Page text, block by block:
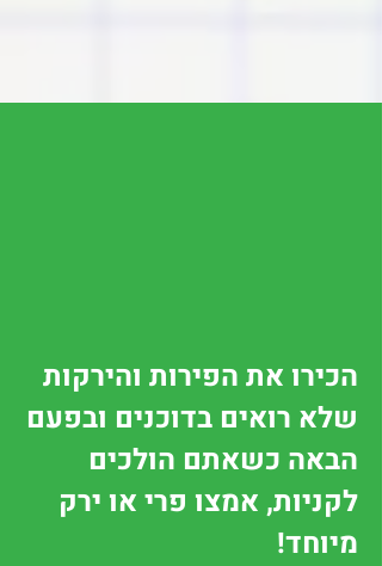
הכירו את הפירות והירקות
שלא רואים בדוכנים ובפעם
הבאה כשאתם הולכים
לקניות, אמצו פרי או ירק
מיוחד!